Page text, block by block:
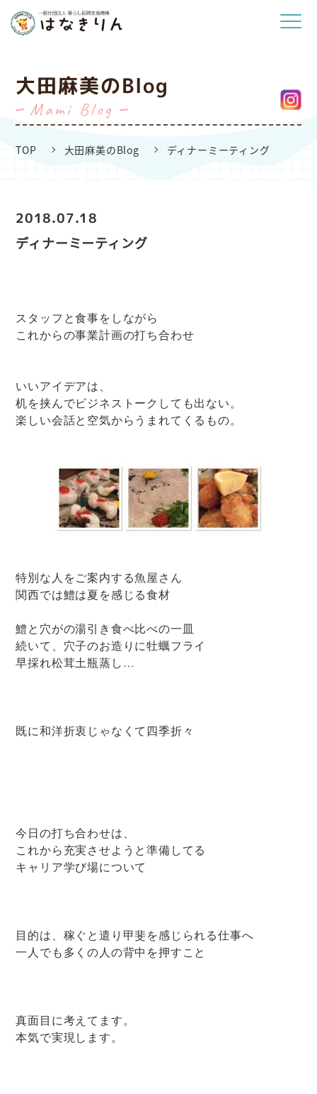
大田麻美のBlog
Mami Blog
TOP 大田麻美のBlog ディナーミーティング
2018.07.18
ディナーミーティング
スタッフと食事をしながら
これからの事業計画の打ち合わせ
いいアイデアは、
机を挟んでビジネストークしても出ない。
楽しい会話と空気からうまれてくるもの。
特別な人をご案内する魚屋さん
関西では鱧は夏を感じる食材
鱧と穴がの湯引き食べ比べの一皿
続いて、穴子のお造りに牡蠣フライ
早採れ松茸土瓶蒸し…
既に和洋折衷じゃなくて四季折々
今日の打ち合わせは、
これから充実させようと準備してる
キャリア学び場について
目的は、稼ぐと遣り甲斐を感じられる仕事へ
一人でも多くの人の背中を押すこと
真面目に考えてます。
本気で実現します。